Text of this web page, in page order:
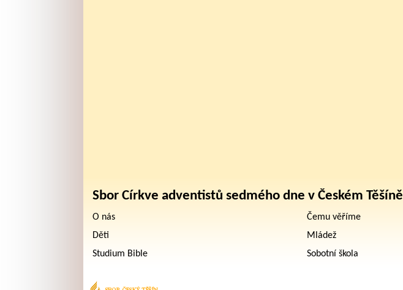
Sbor Církve adventistů sedmého dne v Českém Těšíně
O nás Čemu věříme
Děti
Mládež
Studium Bible
Sobotní škola